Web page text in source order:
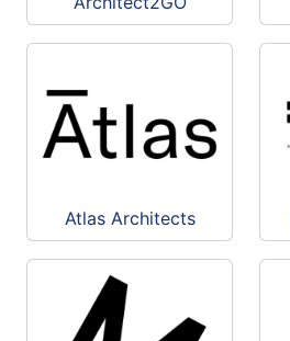
Atlas Architects